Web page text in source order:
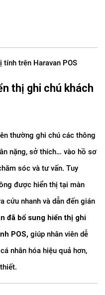
trên Haravan POS
thị ghi chú khách
thường ghi chú các thông
nặng, sở thích… vào hồ sơ
sóc và tư vấn. Tuy
được hiển thị tại màn
cứu nhanh và dẫn đến gián
đã bổ sung hiển thị ghi
POS, giúp nhân viên dễ
nhân hóa hiệu quả hơn,